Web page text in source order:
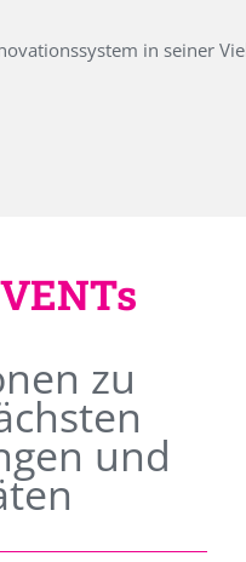
in seiner
zu
und